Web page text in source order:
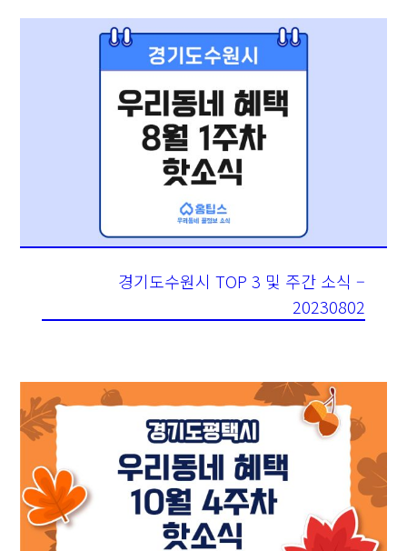
경기도수원시 TOP 3 및 주간 소식 –
20230802